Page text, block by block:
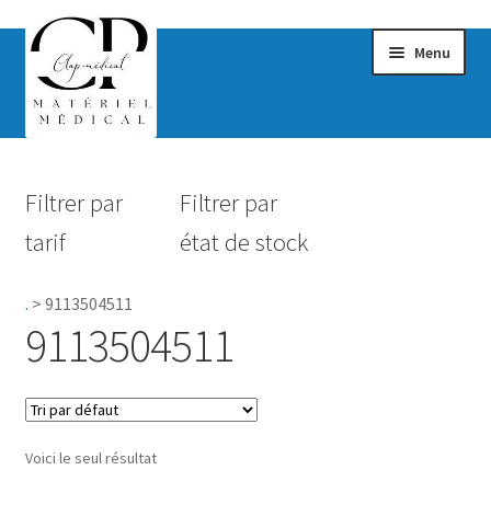
Menu
Hygiène
Accessoires Salle de bain
Filtrer par
tarif
Filtrer par
état de stock
. > 9113504511
9113504511
Voici le seul résultat